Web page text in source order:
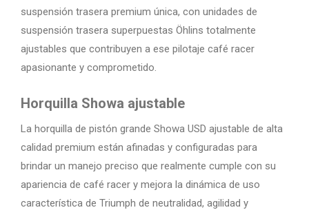
suspensión trasera premium única, con unidades de
suspensión trasera superpuestas Öhlins totalmente
ajustables que contribuyen a ese pilotaje café racer
apasionante y comprometido.
Horquilla Showa ajustable
La horquilla de pistón grande Showa USD ajustable de alta
calidad premium están afinadas y configuradas para
brindar un manejo preciso que realmente cumple con su
apariencia de café racer y mejora la dinámica de uso
característica de Triumph de neutralidad, agilidad y